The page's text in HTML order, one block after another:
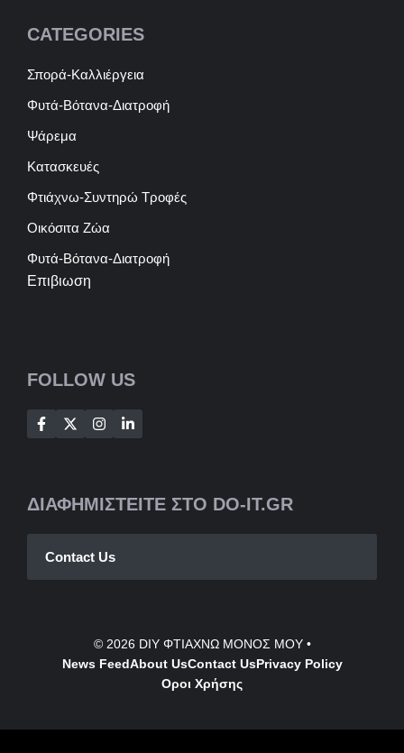
CATEGORIES
Σπορά-Καλλιέργεια
Φυτά-Βότανα-Διατροφή
Ψάρεμα
Κατασκευές
Φτιάχνω-Συντηρώ Τροφές
Οικόσιτα Ζώα
Φυτά-Βότανα-Διατροφή
Επιβιωση
FOLLOW US
ΔΙΑΦΗΜΙΣΤΕΙΤΕ ΣΤΟ DO-IT.GR
Contact Us
© 2026 DIY ΦΤΙΑΧΝΩ ΜΟΝΟΣ ΜΟΥ•
News FeedAbout UsContactUsPrivacy Policy
Οροι Χρήσης